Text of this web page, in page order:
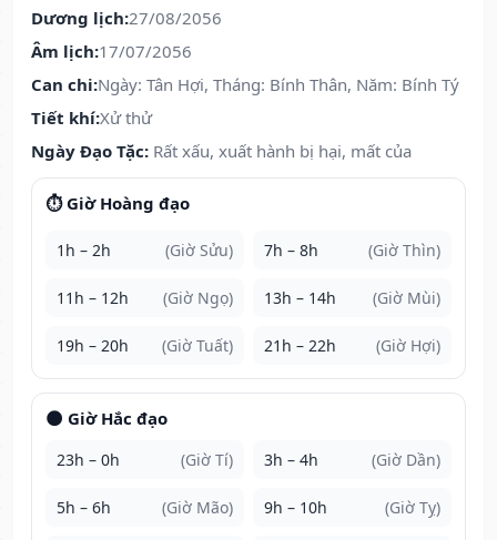
Dương lịch:27/08/2056
Âm lịch:17/07/2056
Can chi:Ngày: Tân Hợi, Tháng: Bính Thân, Năm: Bính Tý
Tiết khí:Xử thử
Ngày Đạo Tặc: Rất xấu, xuất hành bị hại, mất của
⏱️ Giờ Hoàng đạo
1h – 2h (Giờ Sửu) 7h – 8h (Giờ Thìn)
11h – 12h (Giờ Ngọ) 13h – 14h (Giờ Mùi)
19h – 20h (Giờ Tuất) 21h – 22h (Giờ Hợi)
🌑 Giờ Hắc đạo
23h – 0h (Giờ Tí) 3h – 4h (Giờ Dần)
5h – 6h (Giờ Mão) 9h – 10h (Giờ Tỵ)